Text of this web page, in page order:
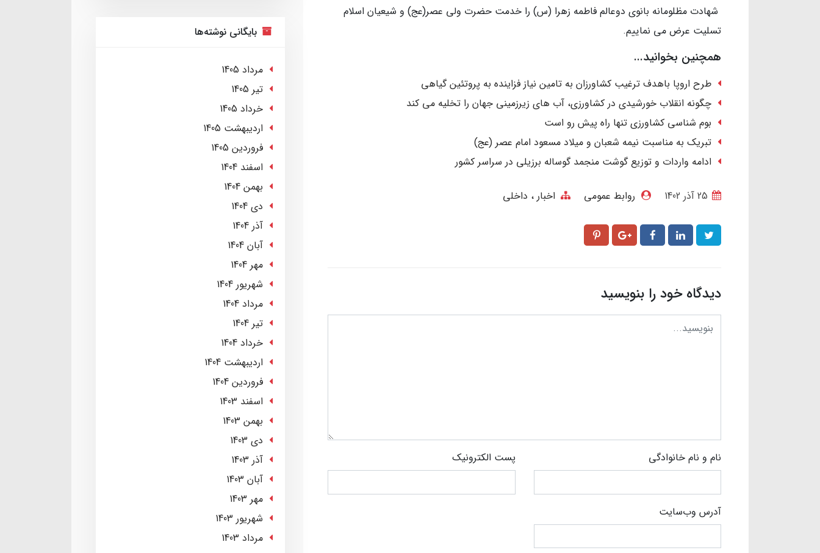
شهادت مظلومانه بانوی دوعالم فاطمه زهرا (س) را خدمت حضرت ولی عصر(عج) و شیعیان اسلام
تسلیت عرض می نماییم.
همچنین بخوانید...
طرح اروپا باهدف ترغیب کشاورزان به تامین نیاز فزاینده به پروتئین گیاهی
چگونه انقلاب خورشیدی در کشاورزی، آب های زیرزمینی جهان را تخلیه می کند
بوم شناسی کشاورزی تنها راه پیش رو است
تبریک به مناسبت نیمه شعبان و میلاد مسعود امام عصر (عج)
ادامه واردات و توزیع گوشت منجمد گوساله برزیلی در سراسر کشور
روابط عمومی اخبار داخلی
دیدگاه خود را بنویسید
نام و نام خانوادگی پست الکترونیک
آدرس وب‌سایت
بایگانی نوشته‌ها
مرداد 1405
تير 1405
خرداد 1405
ارديبهشت 1405
فروردین 1405
اسفند 1404
بهمن 1404
دی 1404
آذر 1404
آبان 1404
مهر 1404
شهریور 1404
مرداد 1404
تير 1404
خرداد 1404
ارديبهشت 1404
فروردین 1404
اسفند 1403
بهمن 1403
دی 1403
آذر 1403
آبان 1403
مهر 1403
شهریور 1403
مرداد 1403